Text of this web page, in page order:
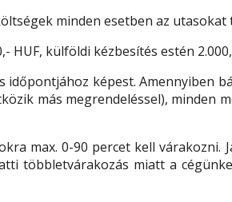
minden esetben az utasokat
külföldi kézbesítés estén
képest. Amennyiben
más megrendeléssel), minden
max. 0-90 percet kell várakozni.
többletvárakozás miatt a